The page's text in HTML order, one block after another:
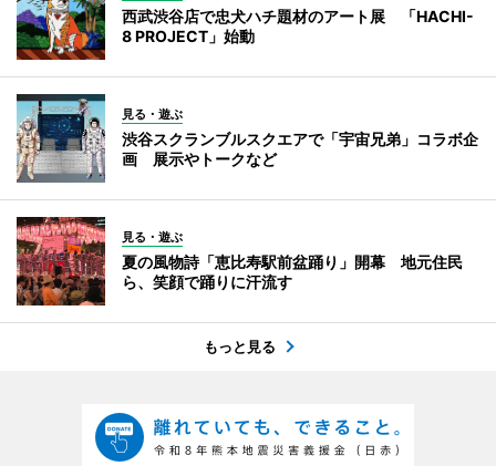
西武渋谷店で忠犬ハチ題材のアート展 「HACHI-
8 PROJECT」始動
見る・遊ぶ
渋谷スクランブルスクエアで「宇宙兄弟」コラボ企
画 展示やトークなど
見る・遊ぶ
夏の風物詩「恵比寿駅前盆踊り」開幕 地元住民
ら、笑顔で踊りに汗流す
もっと見る